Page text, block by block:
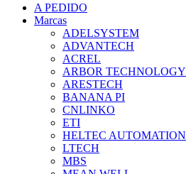
A PEDIDO
Marcas
ADELSYSTEM
ADVANTECH
ACREL
ARBOR TECHNOLOGY
ARESTECH
BANANA PI
CNLINKO
ETI
HELTEC AUTOMATION
LTECH
MBS